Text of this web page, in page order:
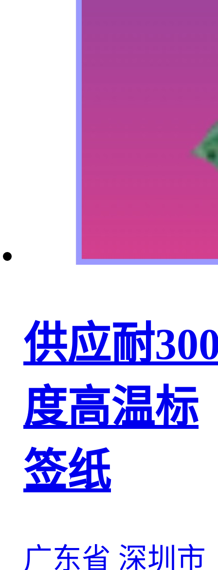
供应耐
度高温标
签纸
广东省 深圳市